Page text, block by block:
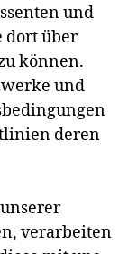
und
dort über
können.
und
deren
verarbeiten